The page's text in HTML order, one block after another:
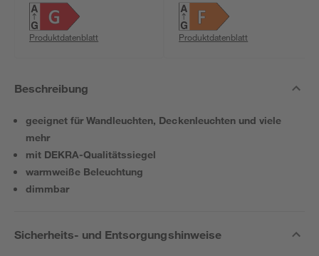
Produktdatenblatt Produktdatenblatt
Beschreibung
geeignet für Wandleuchten, Deckenleuchten und viele
mehr
mit DEKRA-Qualitätssiegel
warmweiße Beleuchtung
dimmbar
Sicherheits- und Entsorgungshinweise